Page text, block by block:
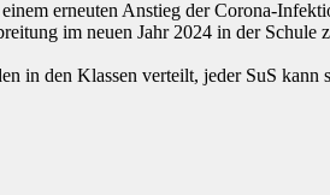
erneuten Anstieg der Corona-
im neuen Jahr 2024 in der
in den Klassen verteilt, jeder SuS kann